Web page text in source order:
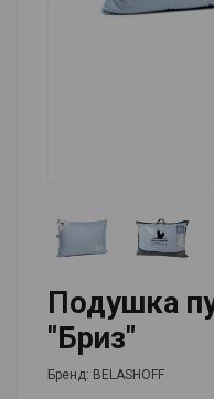
Подушка
"Бриз"
Бренд: BELASHOFF